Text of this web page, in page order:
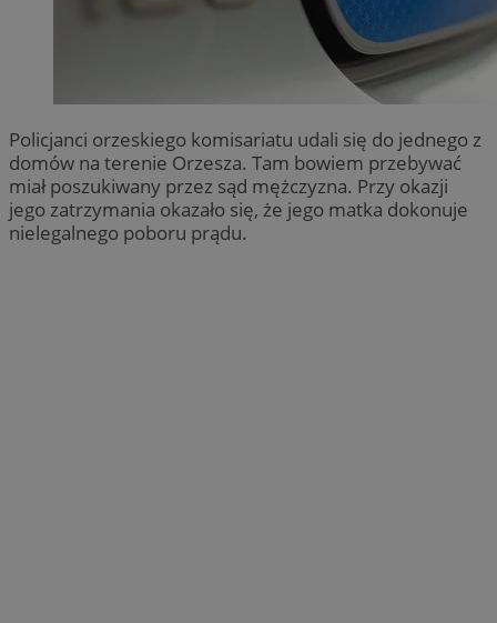
Policjanci orzeskiego komisariatu udali się do jednego z
domów na terenie Orzesza. Tam bowiem przebywać
miał poszukiwany przez sąd mężczyzna. Przy okazji
jego zatrzymania okazało się, że jego matka dokonuje
nielegalnego poboru prądu.